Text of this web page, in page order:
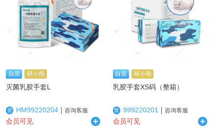
自营 研小雨
灭菌乳胶手套L
货 HM99220204 咨询客服
会员可见
自营 研小雨
乳胶手套XS码（整箱）
货 999220201 咨询客服
会员可见